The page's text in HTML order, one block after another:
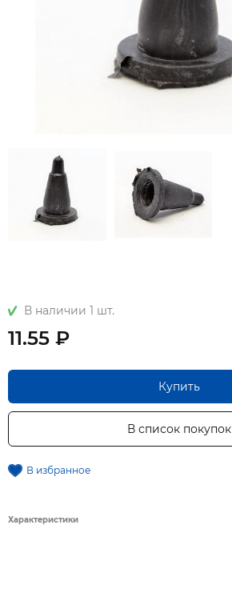
В наличии 1 шт.
11.55 ₽
Купить
В список покупок
В избранное
Характеристики